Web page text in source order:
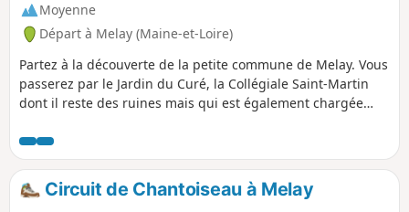
Moyenne
Départ à Melay (Maine-et-Loire)
Partez à la découverte de la petite commune de Melay. Vous
passerez par le Jardin du Curé, la Collégiale Saint-Martin
dont il reste des ruines mais qui est également chargée
détente au niveau des étangs de la commune.
Circuit de Chantoiseau à Melay